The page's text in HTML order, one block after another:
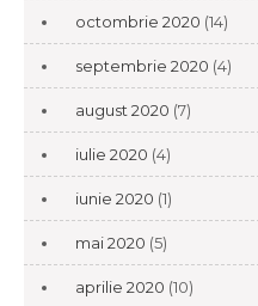
octombrie 2020 (14)
septembrie 2020 (4)
august 2020 (7)
iulie 2020 (4)
iunie 2020 (1)
mai 2020 (5)
aprilie 2020 (10)